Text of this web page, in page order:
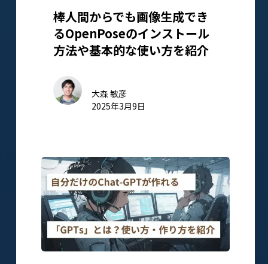
棒人間からでも画像生成でき
るOpenPoseのインストール
方法や基本的な使い方を紹介
大森 敏彦
2025年3月9日